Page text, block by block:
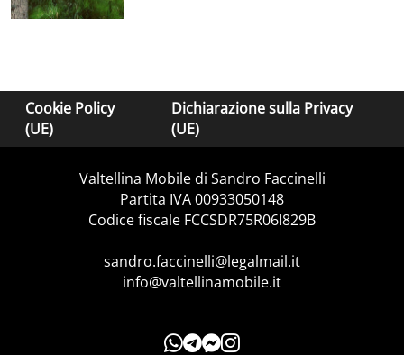
Cookie Policy
(UE)
Dichiarazione sulla Privacy
(UE)
Valtellina Mobile di Sandro Faccinelli
Partita IVA 00933050148
Codice fiscale FCCSDR75R06I829B
sandro.faccinelli@legalmail.it
info@valtellinamobile.it